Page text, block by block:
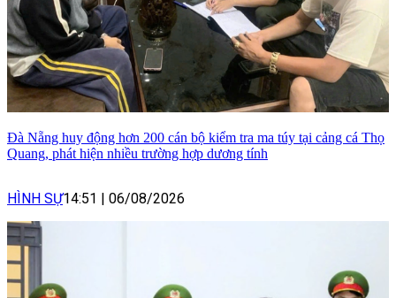
Đà Nẵng huy động hơn 200 cán bộ kiểm tra ma túy tại cảng cá Thọ
Quang, phát hiện nhiều trường hợp dương tính
HÌNH SỰ14:51 06/08/2026